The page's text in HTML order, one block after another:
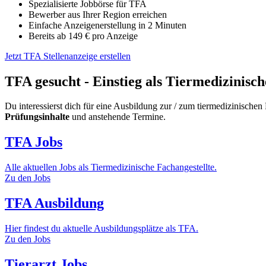
Spezialisierte Jobbörse für TFA
Bewerber aus Ihrer Region erreichen
Einfache Anzeigenerstellung in 2 Minuten
Bereits ab 149 € pro Anzeige
Jetzt TFA Stellenanzeige erstellen
TFA gesucht - Einstieg als
Du interessierst dich für eine Ausbildung zur / zum
Prüfungsinhalte und anstehende Termine.
TFA Jobs
Alle aktuellen Jobs als Tiermedizinische Fachangestellte.
Zu den Jobs
TFA Ausbildung
Hier findest du aktuelle Ausbildungsplätze als TFA.
Zu den Jobs